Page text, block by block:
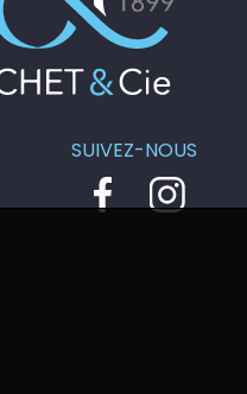
SUIVEZ-NOUS